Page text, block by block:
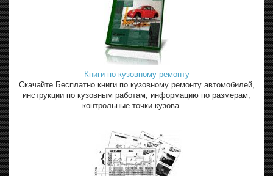
Книги по кузовному ремонту
Скачайте Бесплатно книги по кузовному ремонту автомобилей,
инструкции по кузовным работам, информацию по размерам,
контрольные точки кузова. ...